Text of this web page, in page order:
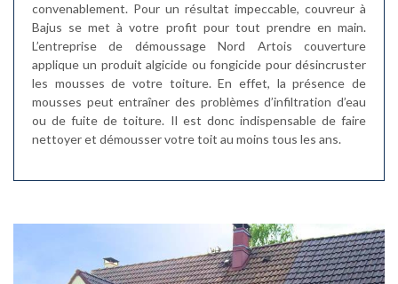
convenablement. Pour un résultat impeccable, couvreur à
Bajus se met à votre profit pour tout prendre en main.
L’entreprise de démoussage Nord Artois couverture
applique un produit algicide ou fongicide pour désincruster
les mousses de votre toiture. En effet, la présence de
mousses peut entraîner des problèmes d’infiltration d’eau
ou de fuite de toiture. Il est donc indispensable de faire
nettoyer et démousser votre toit au moins tous les ans.